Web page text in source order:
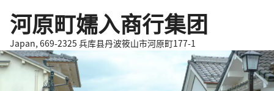
河原町嬬入商行集团
Japan, 669-2325 兵库县丹波筱山市河原町177-1